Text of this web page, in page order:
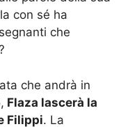
con sé ha
che
che andrà in
Flaza lascerà la
Filippi. La